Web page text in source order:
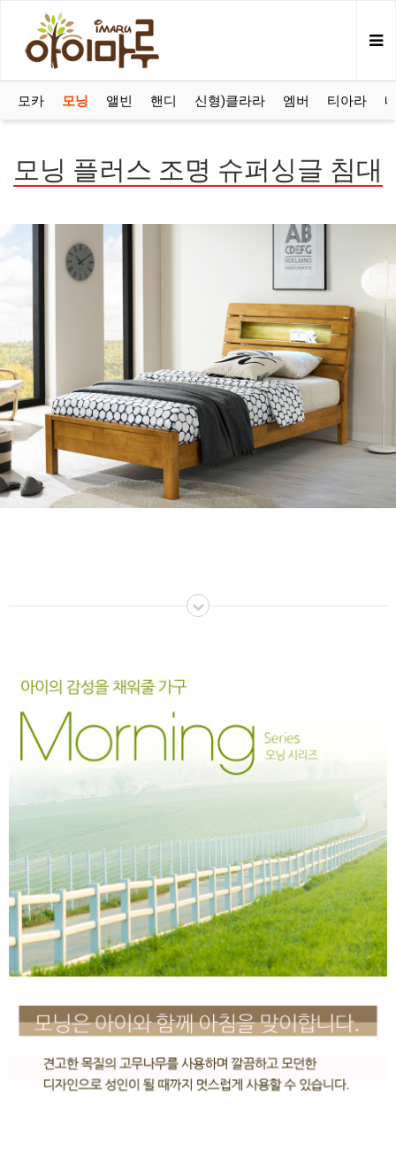
모카 모닝 앨빈 핸디 신형)클라라 엠버 티아라
모닝 플러스 조명 슈퍼싱글 침대